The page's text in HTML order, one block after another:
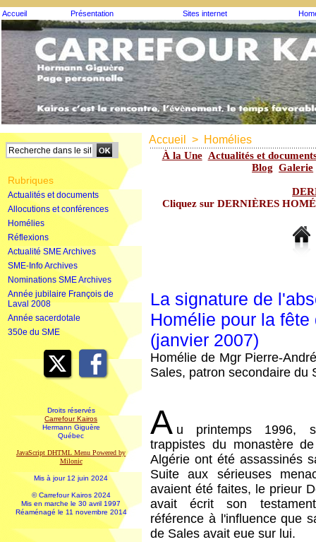
Accueil Présentation Sites internet
Rubriques
Actualités et documents
Allocutions et conférences
Homélies
Réflexions
Actualité SME Archives
SME-Info Archives
Nominations SME Archives
Année jubilaire François de
Laval 2008
Année sacerdotale
350e du SME
Droits réservés
Carrefour Kairos
Hermann Giguère
Québec
JavaScript DHTML Menu Powered by
Milonic
Mis à jour 12 juin 2024
© Carrefour Kairos 2024
Mis en marche le 30 avril 1997
Réaménagé le 11 novembre 2014
Accueil > Homélies
À la Une Actualités et
Blog Galerie
Cliquez sur DERNIÈRES
La signature de
Homélie pour la
(janvier 2007)
Homélie de Mgr Pierre-
Sales, patron secondaire du
A u printemps 1996,
trappistes du monastère
Algérie ont été assassinés
Suite aux sérieuses
avaient été faites, le prieur
avait écrit son
référence à l'influence que
de Sales avait eue sur lui.